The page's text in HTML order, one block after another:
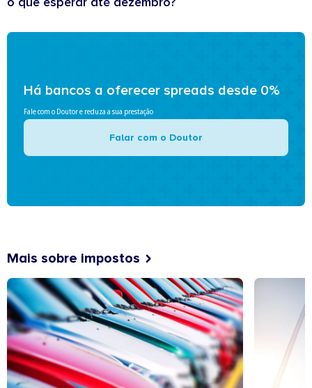
Há bancos a oferecer spreads desde 0%
Fale com o Doutor e reduza a sua prestação
Falar com o Doutor
Mais sobre impostos